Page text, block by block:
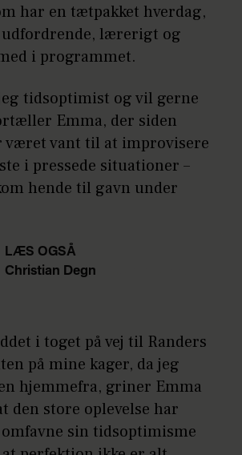
har en tætpakket hverdag,
lærerigt og
i programmet.
tidsoptimist og vil gerne
Emma, der siden
været vant til at improvisere
i pressede situationer –
hende til gavn under
LÆS OGSÅ
Christian Degn
i toget på vej til Randers
på mine kager, da jeg
hjemmefra, griner Emma
den store oplevelse har
sin tidsoptimisme